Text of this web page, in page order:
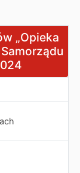
„Opieka